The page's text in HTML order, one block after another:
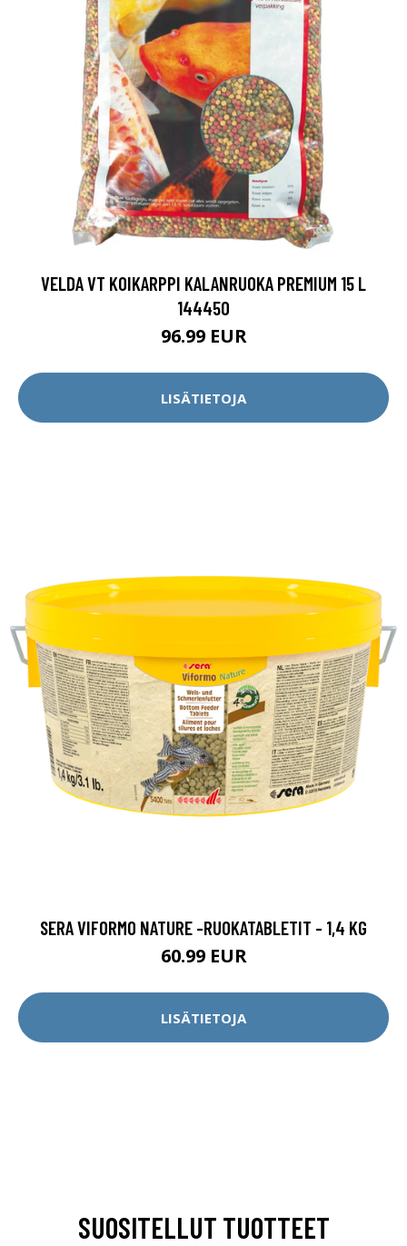
VELDA VT KOIKARPPI KALANRUOKA PREMIUM 15 L
144450
96.99 EUR
LISÄTIETOJA
SERA VIFORMO NATURE -RUOKATABLETIT - 1,4 KG
60.99 EUR
LISÄTIETOJA
SUOSITELLUT TUOTTEET